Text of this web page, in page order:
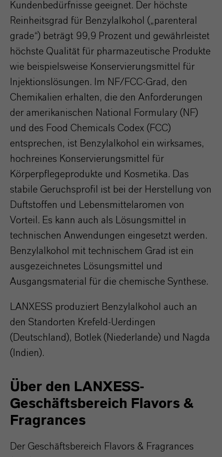
Kundenbedürfnisse geeignet. Der höchste
Reinheitsgrad für Benzylalkohol („parenteral
grade“) beträgt 99,9 Prozent und gewährleistet
höchste Qualität für pharmazeutische Produkte
wie beispielsweise Konservierungsmittel für
Injektionslösungen. Im NF/FCC-Grad, den
Chemikalien erhalten, die den Anforderungen
der amerikanischen National Formulary (NF)
und des Food Chemicals Codex (FCC)
entsprechen, ist Benzylalkohol ein wirksames,
hochreines Konservierungsmittel für
Körperpflegeprodukte und Kosmetika. Das
stabile Geruchsprofil ist bei der Herstellung von
Duftstoffen und Lebensmittelaromen von
Vorteil. Es kann auch als Lösungsmittel in
technischen Anwendungen eingesetzt werden.
Benzylalkohol mit technischem Grad ist ein
ausgezeichnetes Lösungsmittel und
Ausgangsmaterial für die chemische Synthese.
LANXESS produziert Benzylalkohol auch an
den Standorten Krefeld-Uerdingen
(Deutschland), Botlek (Niederlande) und Nagda
(Indien).
Über den LANXESS-
Geschäftsbereich Flavors &
Fragrances
Der Geschäftsbereich Flavors & Fragrances